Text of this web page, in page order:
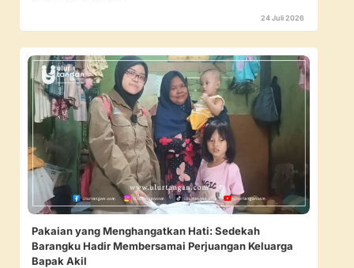
24 Juli 2026
Pakaian yang Menghangatkan Hati: Sedekah
Barangku Hadir Membersamai Perjuangan Keluarga
Bapak Akil